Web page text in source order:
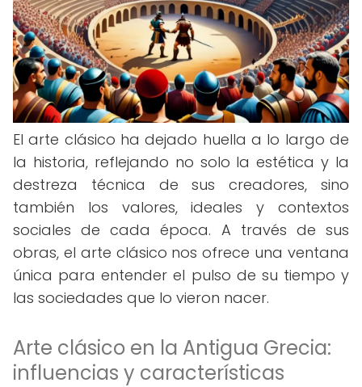
El arte clásico ha dejado huella a lo largo de
la historia, reflejando no solo la estética y la
destreza técnica de sus creadores, sino
también los valores, ideales y contextos
sociales de cada época. A través de sus
obras, el arte clásico nos ofrece una ventana
única para entender el pulso de su tiempo y
las sociedades que lo vieron nacer.
Arte clásico en la Antigua Grecia:
influencias y características